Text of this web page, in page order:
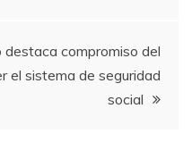
compromiso del
el sistema de seguridad
social